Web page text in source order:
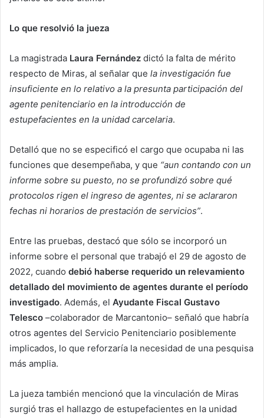
Lo que resolvió la jueza
La magistrada Laura Fernández dictó la falta de mérito
respecto de Miras, al señalar que la investigación fue
insuficiente en lo relativo a la presunta participación del
agente penitenciario en la introducción de
estupefacientes en la unidad carcelaria.
Detalló que no se especificó el cargo que ocupaba ni las
funciones que desempeñaba, y que “aun contando con un
informe sobre su puesto, no se profundizó sobre qué
protocolos rigen el ingreso de agentes, ni se aclararon
fechas ni horarios de prestación de servicios”.
Entre las pruebas, destacó que sólo se incorporó un
informe sobre el personal que trabajó el 29 de agosto de
2022, cuando debió haberse requerido un relevamiento
detallado del movimiento de agentes durante el período
investigado. Además, el Ayudante Fiscal Gustavo
Telesco –colaborador de Marcantonio– señaló que habría
otros agentes del Servicio Penitenciario posiblemente
implicados, lo que reforzaría la necesidad de una pesquisa
más amplia.
La jueza también mencionó que la vinculación de Miras
surgió tras el hallazgo de estupefacientes en la unidad